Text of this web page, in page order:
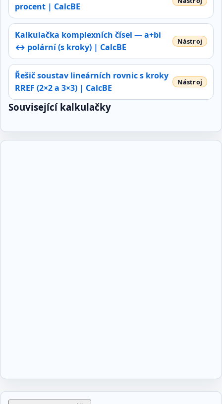
procent | CalcBE
Kalkulačka komplexních čísel — a+bi
↔ polární (s kroky) | CalcBE
Řešič soustav lineárních rovnic s kroky
RREF (2×2 a 3×3) | CalcBE
Související kalkulačky